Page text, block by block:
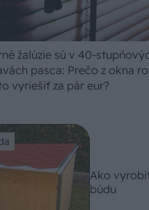
žalúzie sú v 40-
pasca: Prečo z okna
vyriešiť za pár eur?
Ako
búdu